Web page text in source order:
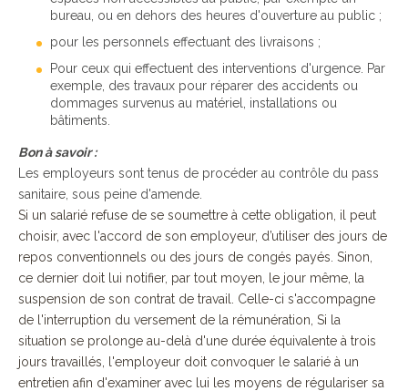
bureau, ou en dehors des heures d'ouverture au public ;
pour les personnels effectuant des livraisons ;
Pour ceux qui effectuent des interventions d'urgence. Par
exemple, des travaux pour réparer des accidents ou
dommages survenus au matériel, installations ou
bâtiments.
Bon à savoir :
Les employeurs sont tenus de procéder au contrôle du pass
sanitaire, sous peine d'amende.
Si un salarié refuse de se soumettre à cette obligation, il peut
choisir, avec l'accord de son employeur, d’utiliser des jours de
repos conventionnels ou des jours de congés payés. Sinon,
ce dernier doit lui notifier, par tout moyen, le jour même, la
suspension de son contrat de travail. Celle-ci s'accompagne
de l'interruption du versement de la rémunération, Si la
situation se prolonge au-delà d'une durée équivalente à trois
jours travaillés, l'employeur doit convoquer le salarié à un
entretien afin d'examiner avec lui les moyens de régulariser sa